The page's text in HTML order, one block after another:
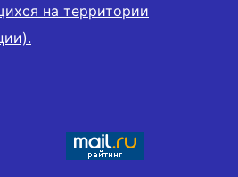
на территории